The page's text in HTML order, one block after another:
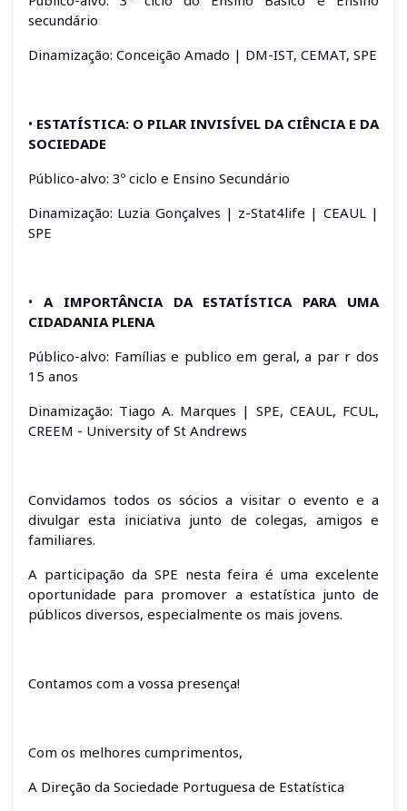
secundário
Dinamização: Conceição Amado | DM-IST, CEMAT, SPE
• ESTATÍSTICA: O PILAR INVISÍVEL DA CIÊNCIA E DA
SOCIEDADE
Público-alvo: 3º ciclo e Ensino Secundário
Dinamização: Luzia Gonçalves | z-Stat4life | CEAUL |
SPE
• A IMPORTÂNCIA DA ESTATÍSTICA PARA UMA
CIDADANIA PLENA
Público-alvo: Famílias e publico em geral, a par r dos
15 anos
Dinamização: Tiago A. Marques | SPE, CEAUL, FCUL,
CREEM - University of St Andrews
Convidamos todos os sócios a visitar o evento e a
divulgar esta iniciativa junto de colegas, amigos e
familiares.
A participação da SPE nesta feira é uma excelente
oportunidade para promover a estatística junto de
públicos diversos, especialmente os mais jovens.
Contamos com a vossa presença!
Com os melhores cumprimentos,
A Direção da Sociedade Portuguesa de Estatística